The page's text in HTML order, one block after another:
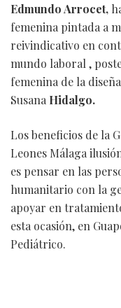
Sakaz
Edmundo Arrocet,
femenina pintada a
reivindicativo en
mundo laboral ,
femenina de la
SusanaHidalgo.
Los beneficios de la
Leones Málaga
es pensar en las
humanitario con la
apoyar en
esta ocasión, en
Pediátrico.